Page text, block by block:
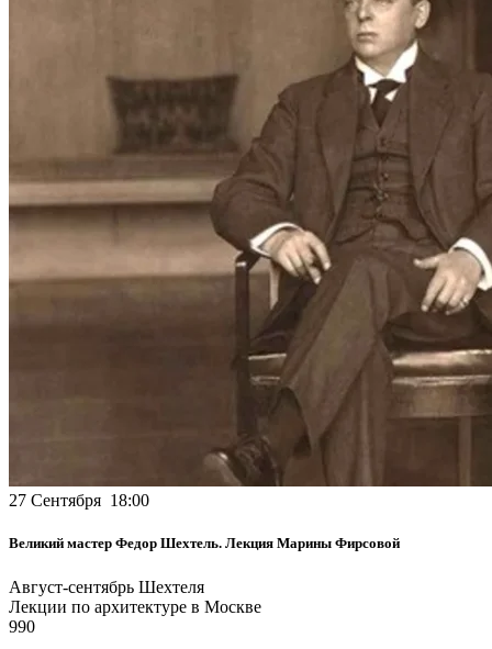
27 Сентября 18:00
Великий мастер Федор Шехтель. Лекция Марины Фирсовой
Август-сентябрь Шехтеля
Лекции по архитектуре в Москве
990